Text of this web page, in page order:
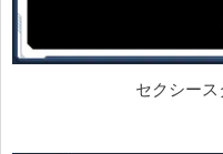
セクシー